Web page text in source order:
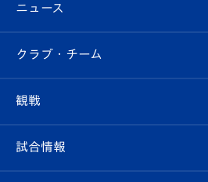
ニュース
すべて
クラブ
試合情報
クラブ・チーム
クラブ概要
観戦
観戦ルール
試合情報